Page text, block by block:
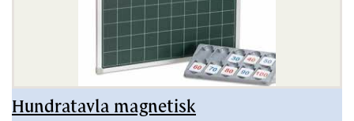
Hundratavla magnetisk